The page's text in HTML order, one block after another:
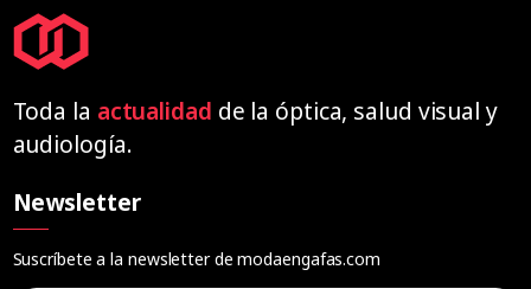
Toda la actualidad de la óptica, salud visual y
audiología.
Newsletter
Suscríbete a la newsletter de modaengafas.com